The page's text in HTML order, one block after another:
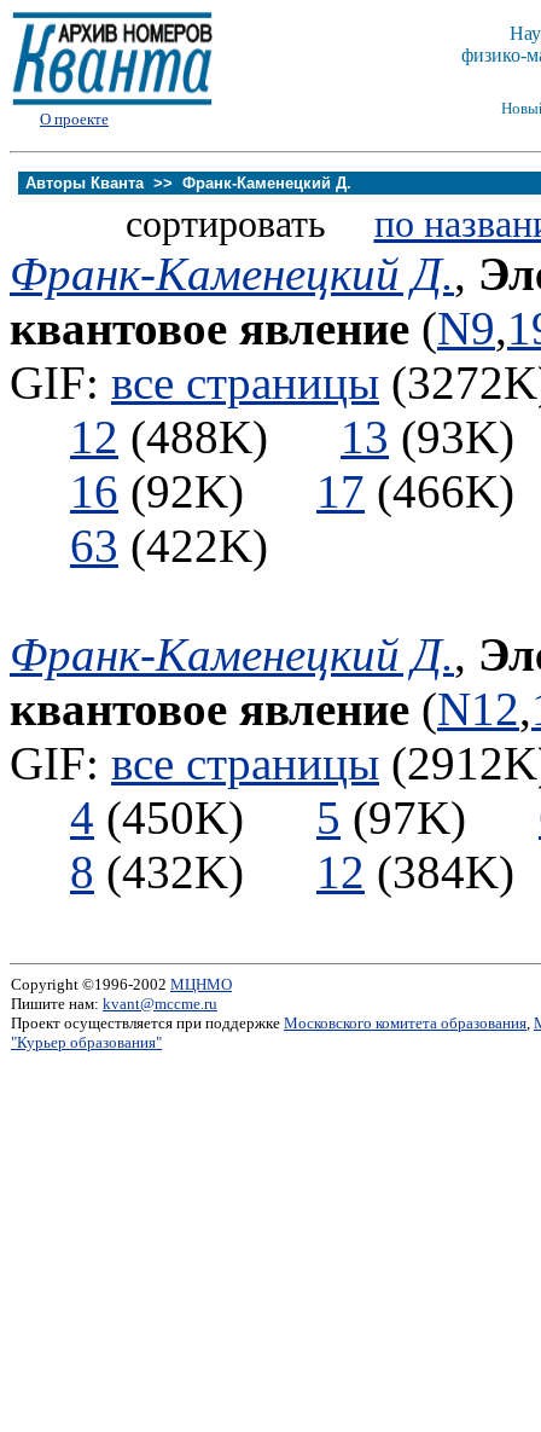
О проекте
физико-
Авторы Кванта >> Франк-Каменецкий Д.
сортировать по
Франк-Каменецкий Д.,
квантовое явление (N9,
GIF: все страницы
12 (488K) 13
16 (92K) 17
63 (422K)
Франк-Каменецкий Д.,
квантовое явление (N12,
GIF: все страницы
4 (450K) 5 (97K)
8 (432K) 12
Copyright ©1996-2002 МЦНМО
Пишите нам: kvant@mccme.ru
Проект осуществляется при поддержке Московского комитета образования,
"Курьер образования"